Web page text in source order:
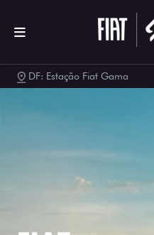
DF: Estação Fiat Gama